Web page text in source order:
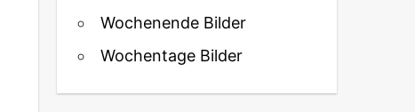
Wochenende Bilder
Wochentage Bilder